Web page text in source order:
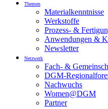
Themen
Materialkenntnisse
Werkstoffe
Prozess- &
Anwendungen &
Newsletter
Netzwerk
Fach- &
DGM-
Nachwuchs
Women@DGM
Partner